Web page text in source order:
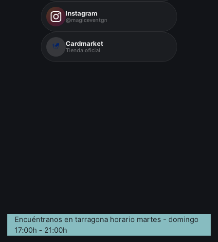
Instagram
@magiceventgn
Cardmarket
Tienda oficial
Encuéntranos en tarragona horario martes - domingo
17:00h - 21:00h